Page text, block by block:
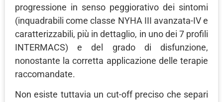
progressione in senso peggiorativo dei sintomi
(inquadrabili come classe NYHA III avanzata-IV e
caratterizzabili, più in dettaglio, in uno dei 7 profili
INTERMACS) e del grado di disfunzione,
nonostante la corretta applicazione delle terapie
raccomandate.
Non esiste tuttavia un cut-off preciso che separi